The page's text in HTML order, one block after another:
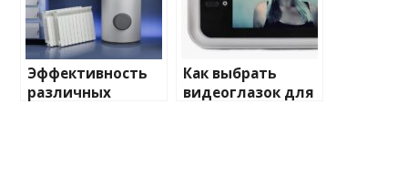
Эффективность
различных
Как выбрать
видеоглазок для